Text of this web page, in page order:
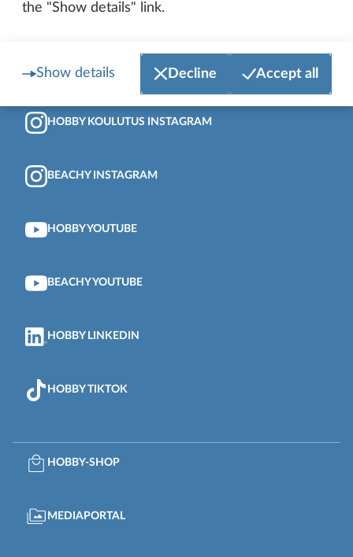
the "Show details" link.
Show details Decline Accept all
BEACHY FACEBOOK
HOBBY INSTAGRAM
HOBBY KOULUTUS INSTAGRAM
BEACHY INSTAGRAM
HOBBY YOUTUBE
BEACHY YOUTUBE
HOBBY LINKEDIN
HOBBY TIKTOK
HOBBY-SHOP
MEDIAPORTAL